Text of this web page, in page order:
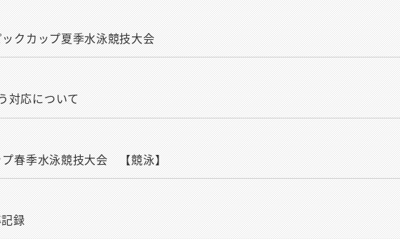
クカップ夏季水泳競技大会
対応について
プ春季水泳競技大会 【競泳】
録